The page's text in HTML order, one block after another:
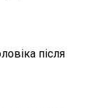
після